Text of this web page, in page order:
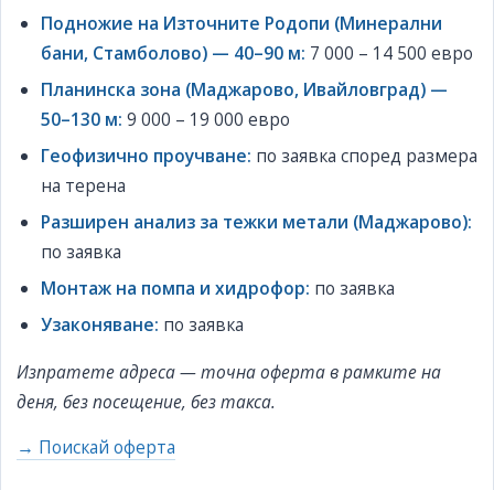
Подножие на Източните Родопи (Минерални
бани, Стамболово) — 40–90 м: 7 000 – 14 500 евро
Планинска зона (Маджарово, Ивайловград) —
50–130 м: 9 000 – 19 000 евро
Геофизично проучване: по заявка според размера
на терена
Разширен анализ за тежки метали (Маджарово):
по заявка
Монтаж на помпа и хидрофор: по заявка
Узаконяване: по заявка
Изпратете адреса — точна оферта в рамките на
деня, без посещение, без такса.
→ Поискай оферта